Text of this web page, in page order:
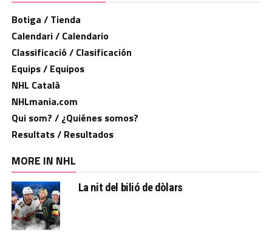
Botiga / Tienda
Calendari / Calendario
Classificació / Clasificación
Equips / Equipos
NHL Català
NHLmania.com
Qui som? / ¿Quiénes somos?
Resultats / Resultados
MORE IN NHL
La nit del bilió de dòlars